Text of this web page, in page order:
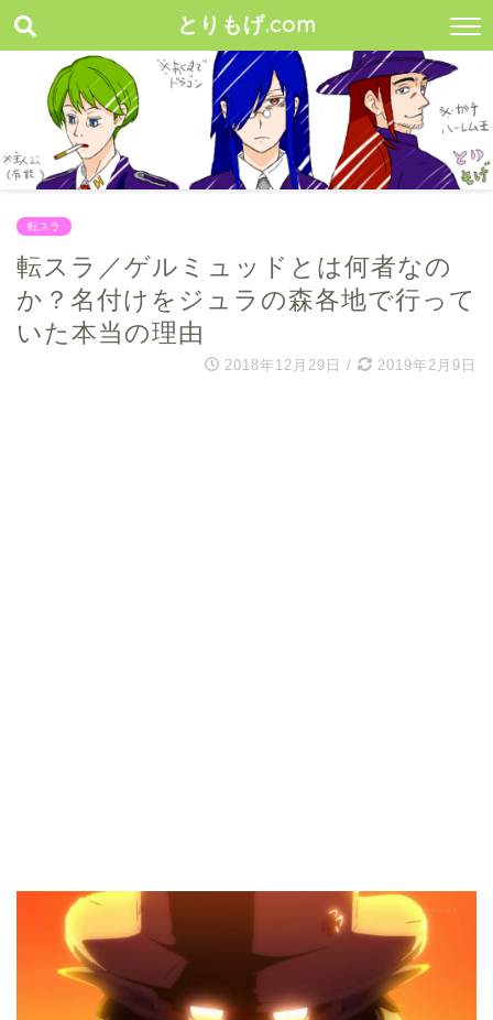
とりもげ.com
転スラ
転スラ／ゲルミュッドとは何者なの
か？名付けをジュラの森各地で行って
いた本当の理由
2018年12月29日 / 2019年2月9日